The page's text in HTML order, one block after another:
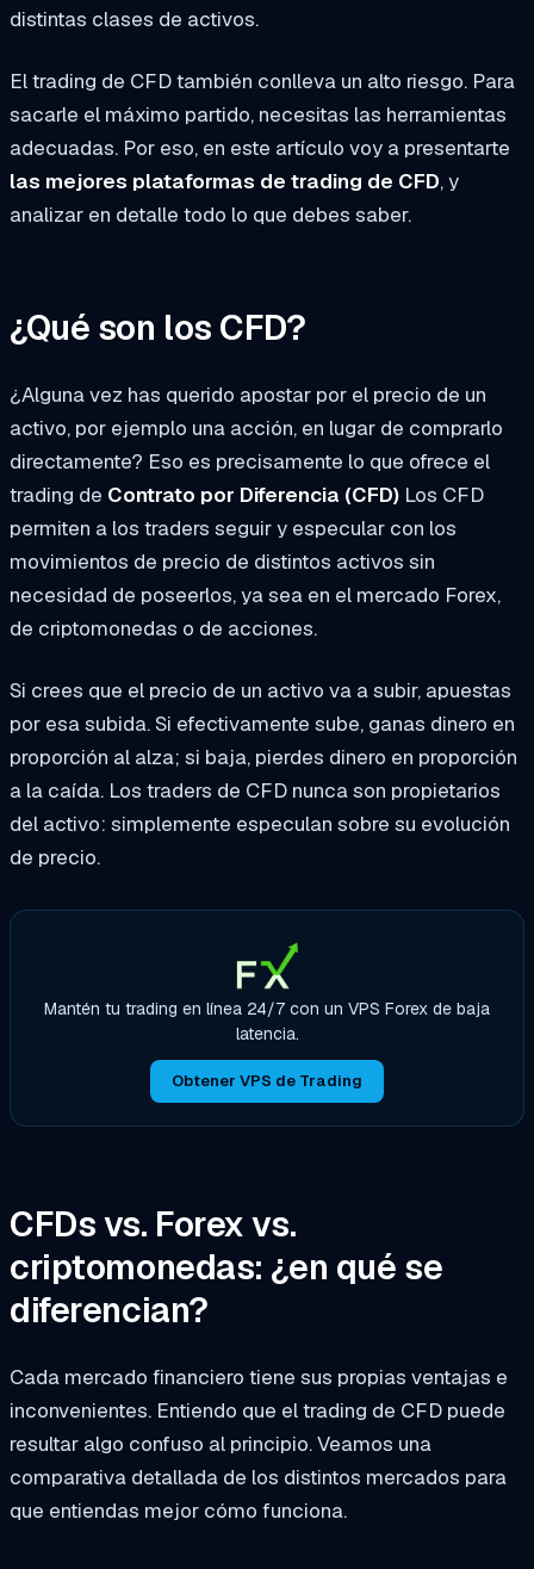
distintas clases de activos.
El trading de CFD también conlleva un alto riesgo. Para
sacarle el máximo partido, necesitas las herramientas
adecuadas. Por eso, en este artículo voy a presentarte
las mejores plataformas de trading de CFD, y
analizar en detalle todo lo que debes saber.
¿Qué son los CFD?
¿Alguna vez has querido apostar por el precio de un
activo, por ejemplo una acción, en lugar de comprarlo
directamente? Eso es precisamente lo que ofrece el
trading de Contrato por Diferencia (CFD) Los CFD
permiten a los traders seguir y especular con los
movimientos de precio de distintos activos sin
necesidad de poseerlos, ya sea en el mercado Forex,
de criptomonedas o de acciones.
Si crees que el precio de un activo va a subir, apuestas
por esa subida. Si efectivamente sube, ganas dinero en
proporción al alza; si baja, pierdes dinero en proporción
a la caída. Los traders de CFD nunca son propietarios
del activo: simplemente especulan sobre su evolución
de precio.
Mantén tu trading en línea 24/7 con un VPS Forex de baja
latencia.
Obtener VPS de Trading
CFDs vs. Forex vs.
criptomonedas: ¿en qué se
diferencian?
Cada mercado financiero tiene sus propias ventajas e
inconvenientes. Entiendo que el trading de CFD puede
resultar algo confuso al principio. Veamos una
comparativa detallada de los distintos mercados para
que entiendas mejor cómo funciona.